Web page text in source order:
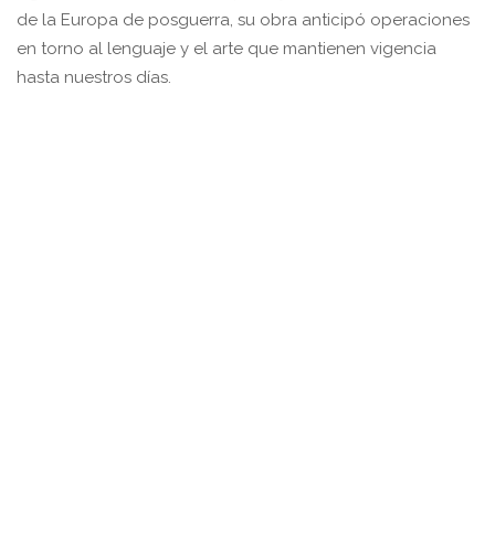
de la Europa de posguerra, su obra anticipó operaciones
en torno al lenguaje y el arte que mantienen vigencia
hasta nuestros días.